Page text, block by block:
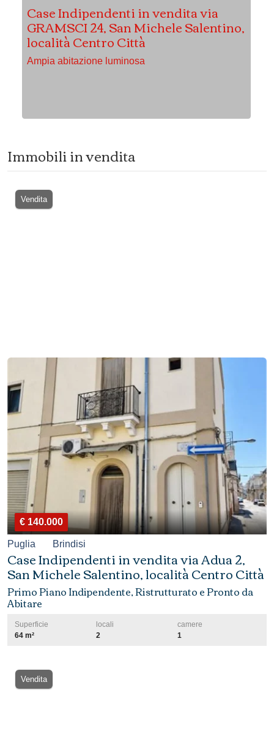
Case Indipendenti in vendita via
GRAMSCI 24, San Michele Salentino,
località Centro Città
Ampia abitazione luminosa
Immobili in vendita
Vendita
€ 140.000
Puglia Brindisi
Case Indipendenti in vendita via Adua 2,
San Michele Salentino, località Centro Città
Primo Piano Indipendente, Ristrutturato e Pronto da
Abitare
Superficie
64 m²
locali
2
camere
1
Vendita